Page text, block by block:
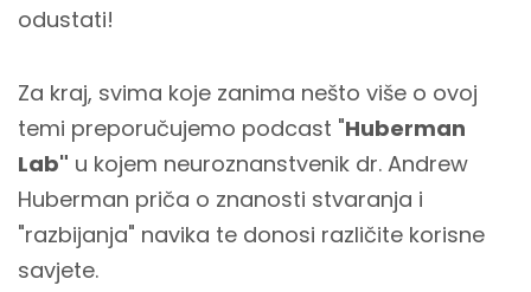
odustati!
Za kraj, svima koje zanima nešto više o ovoj
temi preporučujemo podcast "Huberman
Lab" u kojem neuroznanstvenik dr. Andrew
Huberman priča o znanosti stvaranja i
"razbijanja" navika te donosi različite korisne
savjete.